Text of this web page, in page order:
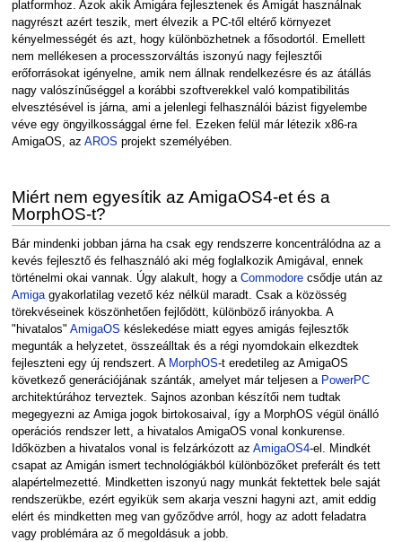
platformhoz. Azok akik Amigára fejlesztenek és Amigát használnak
nagyrészt azért teszik, mert élvezik a PC-től eltérő környezet
kényelmességét és azt, hogy különbözhetnek a fősodortól. Emellett
nem mellékesen a processzorváltás iszonyú nagy fejlesztői
erőforrásokat igényelne, amik nem állnak rendelkezésre és az átállás
nagy valószínűséggel a korábbi szoftverekkel való kompatibilitás
elvesztésével is járna, ami a jelenlegi felhasználói bázist figyelembe
véve egy öngyilkossággal érne fel. Ezeken felül már létezik x86-ra
AmigaOS, az AROS projekt személyében.
Miért nem egyesítik az AmigaOS4-et és a
MorphOS-t?
Bár mindenki jobban járna ha csak egy rendszerre koncentrálódna az a
kevés fejlesztő és felhasználó aki még foglalkozik Amigával, ennek
történelmi okai vannak. Úgy alakult, hogy a Commodorecsődje után az
Amigagyakorlatilag vezető kéz nélkül maradt. Csak a közösség
törekvéseinek köszönhetően fejlődött, különböző irányokba. A
"hivatalos" AmigaOS késlekedése miatt egyes amigás fejlesztők
megunták a helyzetet, összeálltak és a régi nyomdokain elkezdtek
fejleszteni egy új rendszert. A MorphOS-t eredetileg az AmigaOS
következő generációjának szánták, amelyet már teljesen a PowerPC
architektúrához terveztek. Sajnos azonban készítői nem tudtak
megegyezni az Amiga jogok birtokosaival, így a MorphOS végül önálló
operációs rendszer lett, a hivatalos AmigaOS vonal konkurense.
Időközben a hivatalos vonal is felzárkózott az AmigaOS4-el. Mindkét
csapat az Amigán ismert technológiákból különbözőket preferált és tett
alapértelmezetté. Mindketten iszonyú nagy munkát fektettek bele saját
rendszerükbe, ezért egyikük sem akarja veszni hagyni azt, amit eddig
elért és mindketten meg van győződve arról, hogy az adott feladatra
vagy problémára az ő megoldásuk a jobb.